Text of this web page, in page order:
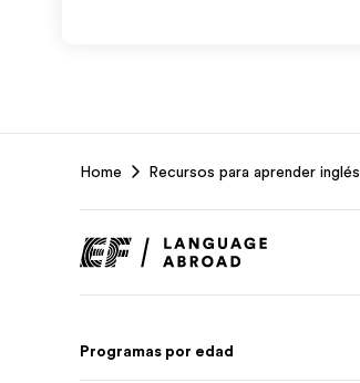
Home Recursos para aprender inglés
Programas por edad